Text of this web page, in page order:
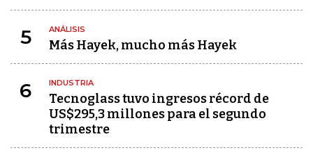
5 ANÁLISIS
Más Hayek, mucho más Hayek
6 INDUSTRIA
Tecnoglass tuvo ingresos récord de
US$295,3 millones para el segundo
trimestre